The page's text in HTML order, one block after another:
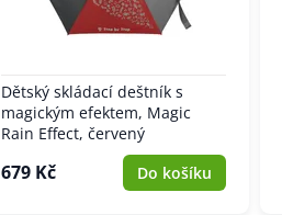
Dětský skládací deštník s
magickým efektem, Magic
Rain Effect, červený
679 Kč Do košíku